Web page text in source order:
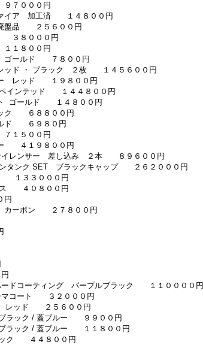
７０００円
ァイア 加工済 １４８００円
廃盤品 ２５６００円
３８０００円
１８００円
ゴールド ７８００円
ッド ・ ブラック ２枚 １４５６００円
ー レッド １９８００円
インテッド １４４８００円
ト ゴールド １４８００円
ック ６８８００円
ルド ６９８０円
１５００円
ー ４１９８００円
サイレンサー 差し込み ２本 ８９６００円
ンタンク SET ブラックキャップ ２６２０００円
１３３０００円
ス ４０８００円
円
カーボン ２７８００円
ードコーティング パープルブラック １１００００円
マコート ３２０００円
レッド ２５６００円
ラック / 蓋ブルー ９９００円
ラック / 蓋ブルー １１８００円
ック ４４８００円